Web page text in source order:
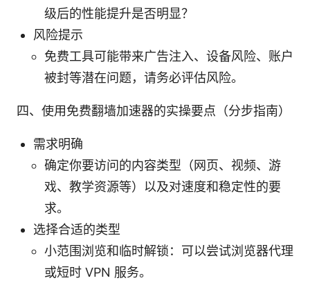
级后的性能提升是否明显？
风险提示
免费工具可能带来广告注入、设备风险、账户
被封等潜在问题，请务必评估风险。
四、使用免费翻墙加速器的实操要点（分步指南）
需求明确
确定你要访问的内容类型（网页、视频、游
戏、教学资源等）以及对速度和稳定性的要
求。
选择合适的类型
小范围浏览和临时解锁：可以尝试浏览器代理
或短时 VPN 服务。